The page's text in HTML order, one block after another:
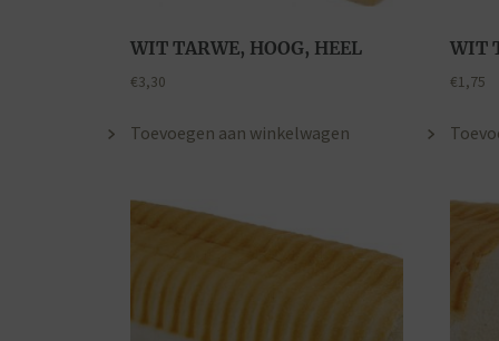
WIT TARWE, HOOG, HEEL
€3,30
Toevoegen aan winkelwagen
WIT
€1,75